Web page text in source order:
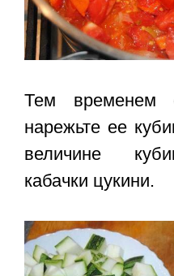
Тем временем
нарежьте ее
величине
кабачки цукини.